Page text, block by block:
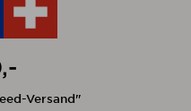
Versand"